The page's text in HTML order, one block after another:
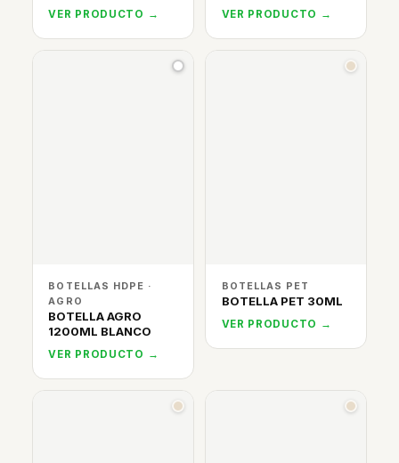
VER PRODUCTO → VER PRODUCTO →
BOTELLAS HDPE ·
AGRO
BOTELLA AGRO
1200ML BLANCO
VER PRODUCTO →
BOTELLAS PET
BOTELLA PET 30ML
VER PRODUCTO →